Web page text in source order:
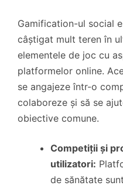
Gamification-ul social
câștigat mult teren în
elementele de joc cu
platformelor online.
se angajeze într-o
colaboreze și să se
obiective comune.
Competiții și
utilizatori:
de sănătate